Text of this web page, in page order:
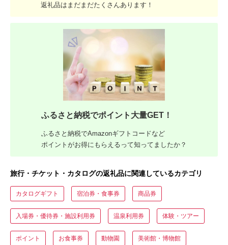
返礼品はまだまだたくさんあります！
ふるさと納税でポイント大量GET！
ふるさと納税でAmazonギフトコードなど
ポイントがお得にもらえるって知ってましたか？
旅行・チケット・カタログの返礼品に関連しているカテゴリ
カタログギフト 宿泊券・食事券 商品券
入場券・優待券・施設利用券 温泉利用券 体験・ツアー
ポイント お食事券 動物園 美術館・博物館